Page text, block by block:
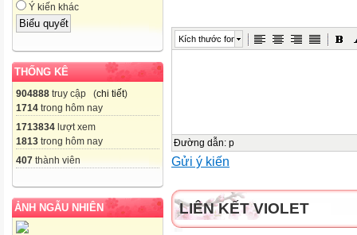
Ý kiến khác
THỐNG KÊ
904888 truy cập (chi tiết)
1714 trong hôm nay
1713834 lượt xem
1813 trong hôm nay
407 thành viên
ẢNH NGẪU NHIÊN
Kích thước font
Đường dẫn: p
Gửi ý kiến
LIÊN KẾT VIOLET